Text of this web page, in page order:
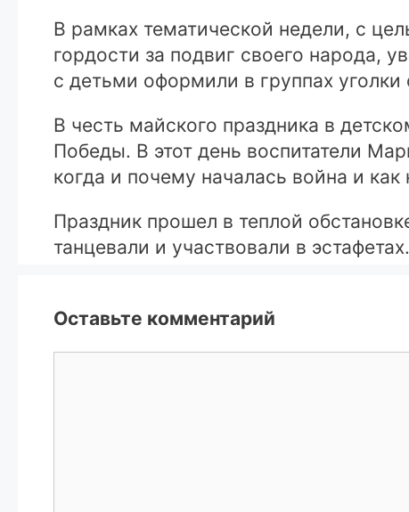
В рамках тематической недели, с
гордости за подвиг своего народа,
с детьми оформили в группах
В честь майского праздника в
Победы. В этот день воспитатели
когда и почему началась война и
Праздник прошел в теплой
танцевали и участвовали в
Оставьте комментарий